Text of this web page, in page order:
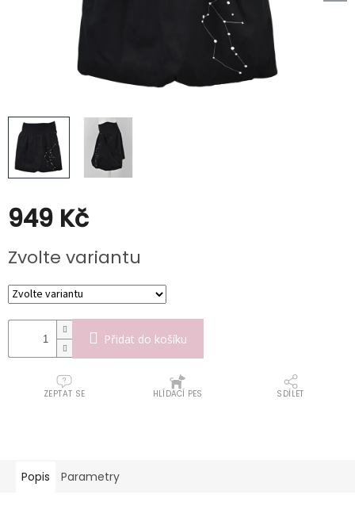
949 Kč
cena:
Zvolte variantu
Přidat do košíku
ZEPTAT SE HLÍDACÍ PES SDÍLET
Popis Parametry